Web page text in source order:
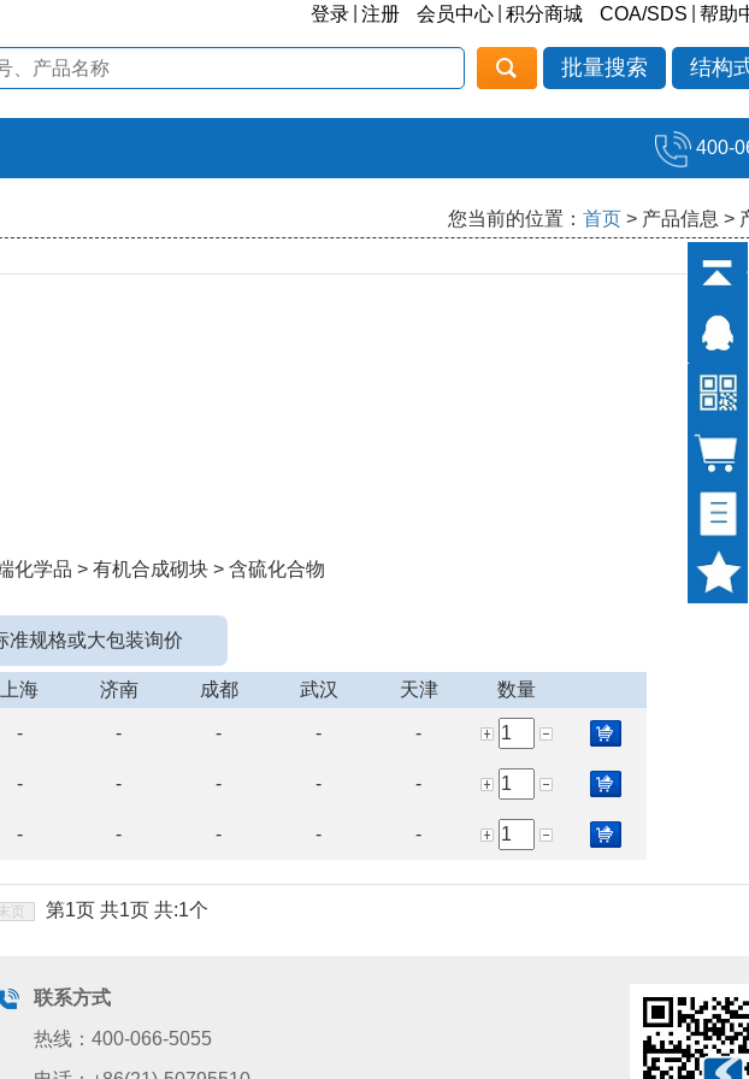
登录 注册 会员中心 积分商城 COA/SDS 帮助
批量搜索 结构
400-
您当前的位置： 首页 > 产品信息 >
化学品 > 有机合成砌块 > 含硫化合物
准规格或大包装询价
上海 济南 成都 武汉 天津 数量
- - - - -
- - - - -
- - - - -
页 第1页 共1页 共:1个
联系方式
热线：400-066-5055